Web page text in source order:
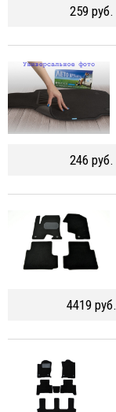
259 руб.
246 руб.
4419 руб.